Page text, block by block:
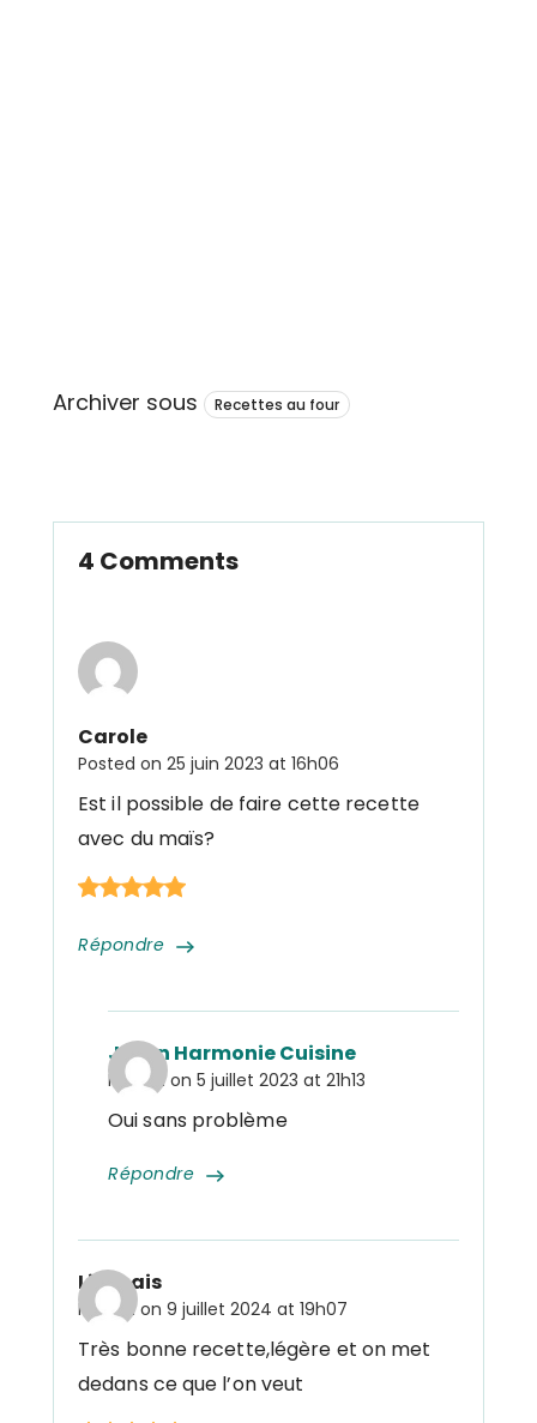
Archiver sous Recettes au four
4 Comments
Carole
Posted on 25 juin 2023 at 16h06
Répondre
Est il possible de faire cette recette
avec du maïs?
Julien Harmonie Cuisine
Posted on 5 juillet 2023 at 21h13
Répondre
Oui sans problème
Livenais
Posted on 9 juillet 2024 at 19h07
Très bonne recette,légère et on met
dedans ce que l’on veut